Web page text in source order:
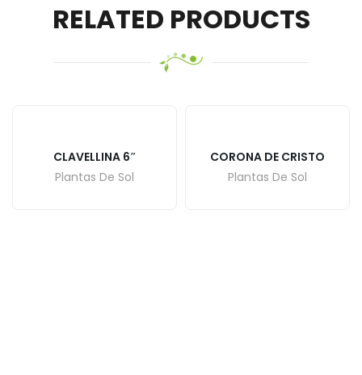
RELATED PRODUCTS
CLAVELLINA 6″
Plantas De Sol
CORONA DE CRISTO
Plantas De Sol